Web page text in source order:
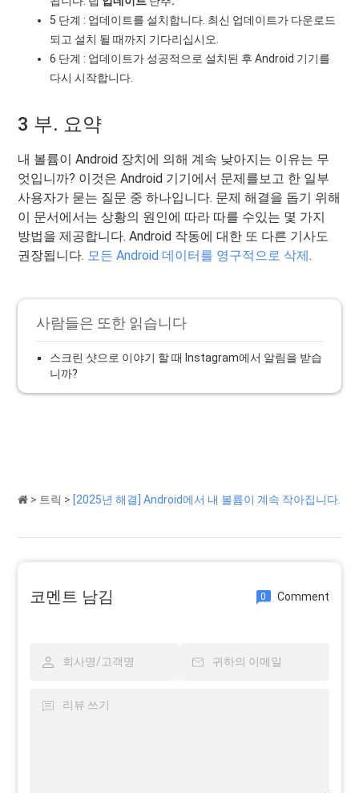
5 단계 : 업데이트를 설치합니다. 최신 업데이트가 다운로드
되고 설치 될 때까지 기다리십시오.
6 단계 : 업데이트가 성공적으로 설치된 후 Android 기기를
다시 시작합니다.
3 부. 요약
내 볼륨이 Android 장치에 의해 계속 낮아지는 이유는 무
엇입니까? 이것은 Android 기기에서 문제를보고 한 일부
사용자가 묻는 질문 중 하나입니다. 문제 해결을 돕기 위해
이 문서에서는 상황의 원인에 따라 따를 수있는 몇 가지
방법을 제공합니다. Android 작동에 대한 또 다른 기사도
권장됩니다. 모든 Android 데이터를 영구적으로 삭제.
사람들은 또한 읽습니다
스크린 샷으로 이야기 할 때 Instagram에서 알림을 받습
니까?
> 트릭 > [2025년 해결] Android에서 내 볼륨이 계속 작아집니다.
코멘트 남김 0 Comment